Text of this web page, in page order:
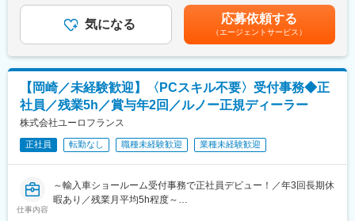
■教育体制
入社時ガイダンスやOJTを通じて、未経験からでも業務を習得で
きる体制があります。
■就業環境
マイカー通勤可、作業着支給、福利厚生充実。安心して長く働け
る環境です。
ステップアップが可能です。
関連にも携わっていただきます。
ご経験に合わせて徐々に出来る業務を広げてください。
その他、電話応対、来客応対、書類整理など一般事務業務全般
5名で構成しております。
部長1名（60代男性）、副課長1名（40代男性）
メンバー3名（40代女性が2名、派遣社員30代女性1名）です。
■企業魅力
・3事業を柱とする多角的な企業
的な企業で、
収益基盤と地域密着型のサービス展開をしております。
月・12月）※昨年実績2.6ヶ月分賃金はあくまでも目安の金額であ
り、選考を通じて上下する可能性があります。月給(月額)は固定手
気になる 応募依頼する
（エージェントサービス）
【岡崎／未経験歓迎】〈PCスキル不要〉受付事務◆正
社員／残業5h／賞与年2回／ルノー正規ディーラー
株式会社ユーロフランス
正社員 転勤なし 職種未経験歓迎 業種未経験歓迎
仕事内容
～輸入車ショールーム受付事務で正社員デビュー！／年3回長期休
暇あり／残業月平均5h程度～